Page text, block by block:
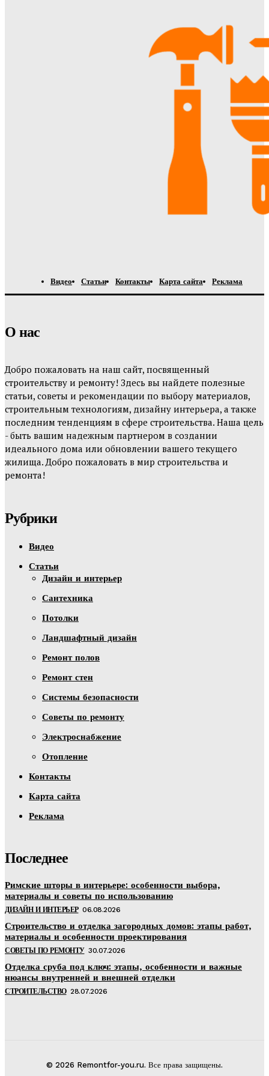
Видео Статьи Контакты Карта сайта Реклама
О нас
Добро пожаловать на наш сайт, посвященный
строительству и ремонту! Здесь вы найдете полезные
статьи, советы и рекомендации по выбору материалов,
строительным технологиям, дизайну интерьера, а также
последним тенденциям в сфере строительства. Наша цель
- быть вашим надежным партнером в создании
идеального дома или обновлении вашего текущего
жилища. Добро пожаловать в мир строительства и
ремонта!
Рубрики
Видео
Статьи
Дизайн и интерьер
Сантехника
Потолки
Ландшафтный дизайн
Ремонт полов
Ремонт стен
Системы безопасности
Советы по ремонту
Электроснабжение
Отопление
Контакты
Карта сайта
Реклама
Последнее
Римские шторы в интерьере: особенности выбора,
материалы и советы по использованию
ДИЗАЙН И ИНТЕРЬЕР 06.08.2026
Строительство и отделка загородных домов: этапы работ,
материалы и особенности проектирования
СОВЕТЫ ПО РЕМОНТУ 30.07.2026
Отделка сруба под ключ: этапы, особенности и важные
нюансы внутренней и внешней отделки
СТРОИТЕЛЬСТВО 28.07.2026
© 2026 Remontfor-you.ru. Все права защищены.